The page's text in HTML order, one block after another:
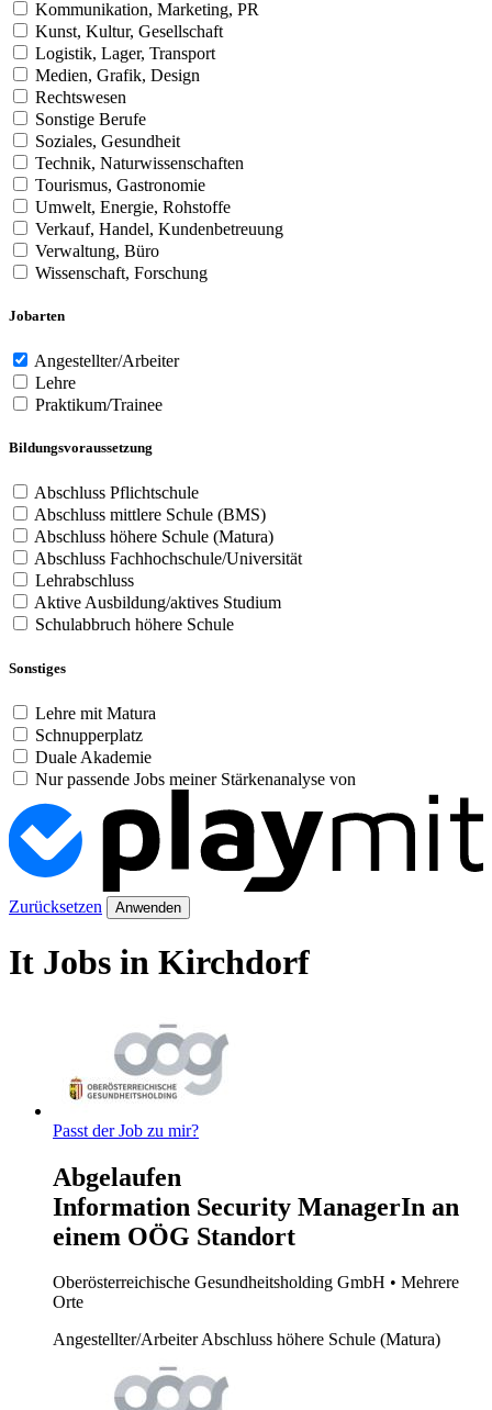
Kommunikation, Marketing, PR
Kunst, Kultur, Gesellschaft
Logistik, Lager, Transport
Medien, Grafik, Design
Rechtswesen
Sonstige Berufe
Soziales, Gesundheit
Technik, Naturwissenschaften
Tourismus, Gastronomie
Umwelt, Energie, Rohstoffe
Verkauf, Handel, Kundenbetreuung
Verwaltung, Büro
Wissenschaft, Forschung
Jobarten
Angestellter/Arbeiter
Lehre
Praktikum/Trainee
Bildungsvoraussetzung
Abschluss Pflichtschule
Abschluss mittlere Schule (BMS)
Abschluss höhere Schule (Matura)
Abschluss Fachhochschule/Universität
Lehrabschluss
Aktive Ausbildung/aktives Studium
Schulabbruch höhere Schule
Sonstiges
Lehre mit Matura
Schnupperplatz
Duale Akademie
Nur passende Jobs meiner Stärkenanalyse von
Zurücksetzen Anwenden
It Jobs in Kirchdorf
Passt der Job zu mir?
Abgelaufen
Information Security ManagerIn an
einem OÖG Standort
Oberösterreichische Gesundheitsholding GmbH • Mehrere
Orte
Angestellter/ArbeiterAbschluss höhere Schule (Matura)